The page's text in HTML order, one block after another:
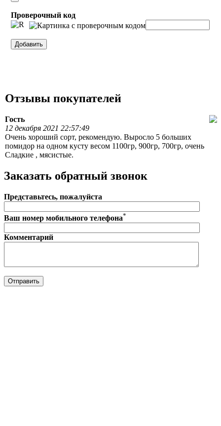
Проверочный код
Отзывы покупателей
Гость
12 декабря 2021 22:57:49
Очень хороший сорт, рекомендую. Выросло 5 больших
помидор на одном кусту весом 1100гр, 900гр, 700гр, очень
Сладкие , мясистые.
Заказать обратный звонок
Представьтесь, пожалуйста
Ваш номер мобильного телефона*
Комментарий